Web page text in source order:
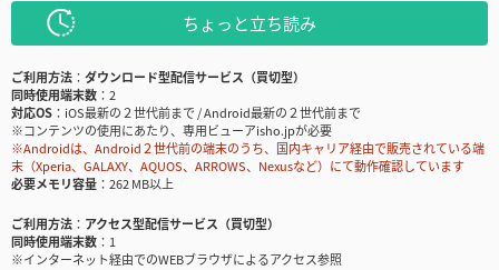
ちょっと立ち読み
ご利用方法
ダウンロード型配信サービス（買切型）
同時使用端末数
2
対応OS
iOS最新の２世代前まで / Android最新の２世代前まで
※コンテンツの使用にあたり、専用ビューアisho.jpが必要
※Androidは、Android２世代前の端末のうち、国内キャリア経由で販売されている端
末（Xperia、GALAXY、AQUOS、ARROWS、Nexusなど）にて動作確認しています
必要メモリ容量
262 MB以上
ご利用方法
アクセス型配信サービス（買切型）
同時使用端末数
1
※インターネット経由でのWEBブラウザによるアクセス参照